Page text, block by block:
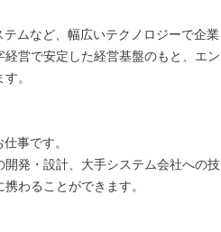
ムなど、幅広いテクノロジーで企業
営で安定した経営基盤のもと、エン
。
事です。
発・設計、大手システム会社への技
わることができます。